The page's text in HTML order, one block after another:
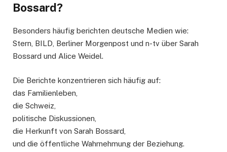
Bossard?
Besonders häufig berichten deutsche Medien wie:
Stern, BILD, Berliner Morgenpost und n-tv über Sarah
Bossard und Alice Weidel.
Die Berichte konzentrieren sich häufig auf:
das Familienleben,
die Schweiz,
politische Diskussionen,
die Herkunft von Sarah Bossard,
und die öffentliche Wahrnehmung der Beziehung.